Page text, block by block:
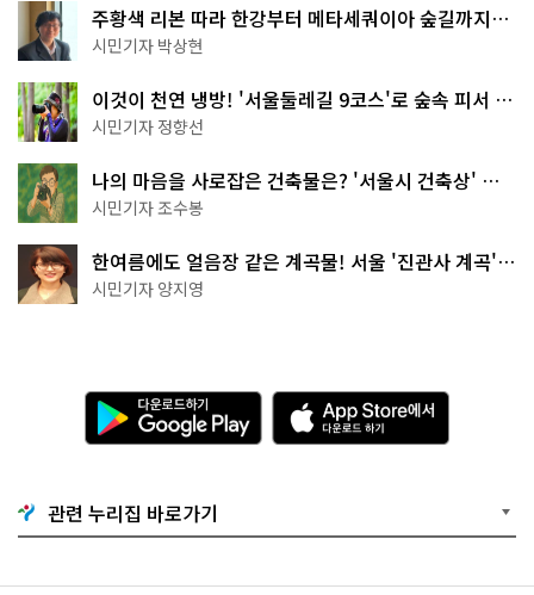
주황색 리본 따라 한강부터 메타세쿼이아 숲길까지…
서울둘레길 15코스
시민기자 박상현
이것이 천연 냉방! '서울둘레길 9코스'로 숲속 피서 떠
나볼까
시민기자 정향선
나의 마음을 사로잡은 건축물은? '서울시 건축상' 수
상작 공개!
시민기자 조수봉
한여름에도 얼음장 같은 계곡물! 서울 '진관사 계곡'이
천국이네~
시민기자 양지영
다
운
로
기
G
o
g
A
p
p
e
서
관련 누리집 바로가기